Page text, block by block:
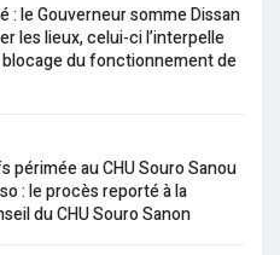
: le Gouverneur somme Dissan
les lieux, celui-ci l’interpelle
du fonctionnement de
périmée au CHU Souro Sanou
: le procès reporté à la
du CHU Souro Sanon